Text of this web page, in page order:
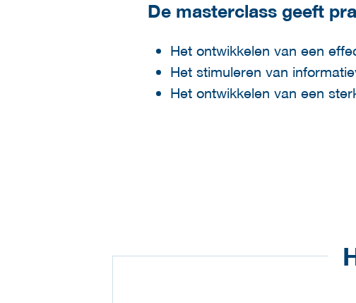
De masterclass geeft
Het ontwikkelen van een
Het stimuleren van
Het ontwikkelen van een